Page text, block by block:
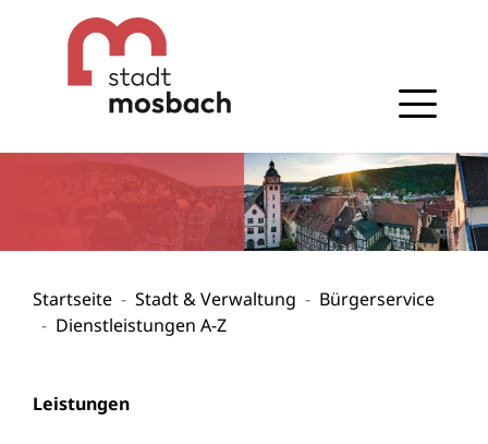
Gehe zum Navigationsbereich
Gehe zum Inhalt
Startseite Stadt & Verwaltung
Bürgerservice
Dienstleistungen A-Z
Leistungen